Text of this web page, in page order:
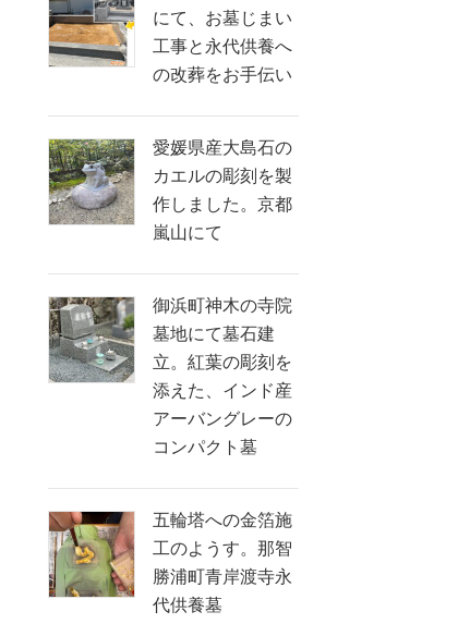
にて、お墓じまい
工事と永代供養へ
の改葬をお手伝い
愛媛県産大島石の
カエルの彫刻を製
作しました。京都
嵐山にて
御浜町神木の寺院
墓地にて墓石建
立。紅葉の彫刻を
添えた、インド産
アーバングレーの
コンパクト墓
五輪塔への金箔施
工のようす。那智
勝浦町青岸渡寺永
代供養墓